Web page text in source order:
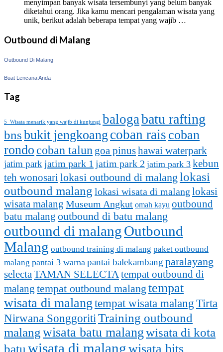
menyimpan banyak wisata tersembunyi yang belum banyak
diketahui orang. Jika kamu mencari pengalaman wisata yang
unik, berikut adalah beberapa tempat yang wajib …
Outbound di Malang
Outbound Di Malang
Buat Lencana Anda
Tag
5 Wisata menarik yang wajib di kunjungi balogabatu rafting
bnsbukit jengkoang coban rais coban
rondo coban talun goa pinushawai waterpark
jatim parkjatim park 1 jatim park 2 jatim park 3 kebun
teh wonosarilokasi outbound di malang lokasi
outbound malang lokasi wisata di malang lokasi
wisata malang Museum Angkut omah kayu outbound
batu malang outbound di batu malang
outbound di malangOutbound
Malang outbound training di malang paket outbound
malang pantai 3 warna pantai balekambang paralayang
selectaTAMAN SELECTA tempat outbound di
malang tempat outbound malang tempat
wisata di malangtempat wisata malangTirta
Nirwana SonggoritiTraining outbound
malangwisata batu malangwisata di kota
batu wisata di malangwisata hits